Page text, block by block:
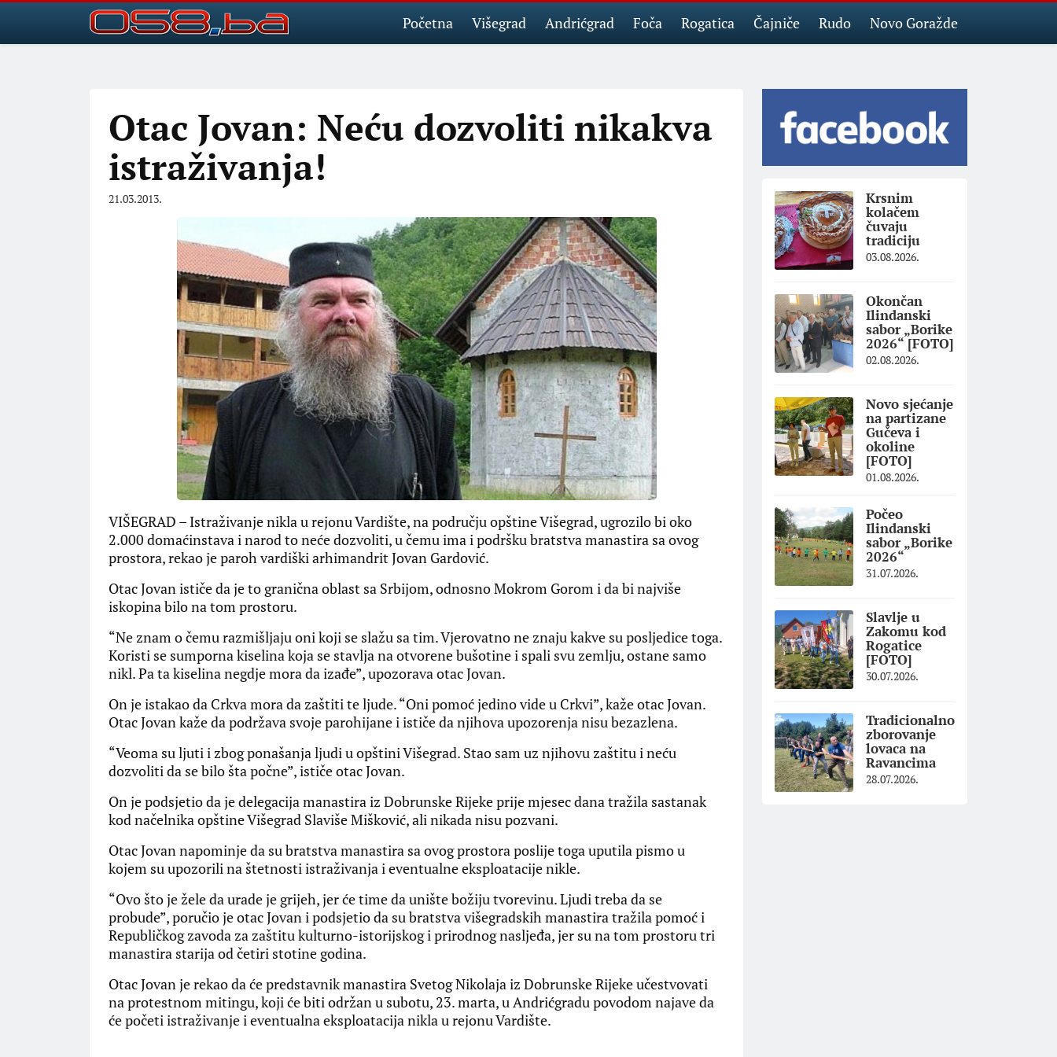
Početna Višegrad Andrićgrad Foča Rogatica Čajniče Rudo Novo Goražde
Otac Jovan: Neću dozvoliti nikakva
istraživanja!
21.03.2013.
VIŠEGRAD – Istraživanje nikla u rejonu Vardište, na području opštine Višegrad, ugrozilo bi oko
2.000 domaćinstava i narod to neće dozvoliti, u čemu ima i podršku bratstva manastira sa ovog
prostora, rekao je paroh vardiški arhimandrit Jovan Gardović.
Otac Jovan ističe da je to granična oblast sa Srbijom, odnosno Mokrom Gorom i da bi najviše
iskopina bilo na tom prostoru.
“Ne znam o čemu razmišljaju oni koji se slažu sa tim. Vjerovatno ne znaju kakve su posljedice toga.
Koristi se sumporna kiselina koja se stavlja na otvorene bušotine i spali svu zemlju, ostane samo
nikl. Pa ta kiselina negdje mora da izađe”, upozorava otac Jovan.
On je istakao da Crkva mora da zaštiti te ljude. “Oni pomoć jedino vide u Crkvi”, kaže otac Jovan.
Otac Jovan kaže da podržava svoje parohijane i ističe da njihova upozorenja nisu bezazlena.
“Veoma su ljuti i zbog ponašanja ljudi u opštini Višegrad. Stao sam uz njihovu zaštitu i neću
dozvoliti da se bilo šta počne”, ističe otac Jovan.
On je podsjetio da je delegacija manastira iz Dobrunske Rijeke prije mjesec dana tražila sastanak
kod načelnika opštine Višegrad Slaviše Mišković, ali nikada nisu pozvani.
Otac Jovan napominje da su bratstva manastira sa ovog prostora poslije toga uputila pismo u
kojem su upozorili na štetnosti istraživanja i eventualne eksploatacije nikle.
“Ovo što je žele da urade je grijeh, jer će time da unište božiju tvorevinu. Ljudi treba da se
probude”, poručio je otac Jovan i podsjetio da su bratstva višegradskih manastira tražila pomoć i
Republičkog zavoda za zaštitu kulturno-istorijskog i prirodnog nasljeđa, jer su na tom prostoru tri
manastira starija od četiri stotine godina.
Otac Jovan je rekao da će predstavnik manastira Svetog Nikolaja iz Dobrunske Rijeke učestvovati
na protestnom mitingu, koji će biti održan u subotu, 23. marta, u Andrićgradu povodom najave da
će početi istraživanje i eventualna eksploatacija nikla u rejonu Vardište.
Krsnim
kolačem
čuvaju
tradiciju
03.08.2026.
Okončan
Ilindanski
sabor „Borike
2026“ [FOTO]
02.08.2026.
Novo sjećanje
na partizane
Gučeva i
okoline
[FOTO]
01.08.2026.
Počeo
Ilindanski
sabor „Borike
2026“
31.07.2026.
Slavlje u
Zakomu kod
Rogatice
[FOTO]
30.07.2026.
Tradicionalno
zborovanje
lovaca na
Ravancima
28.07.2026.